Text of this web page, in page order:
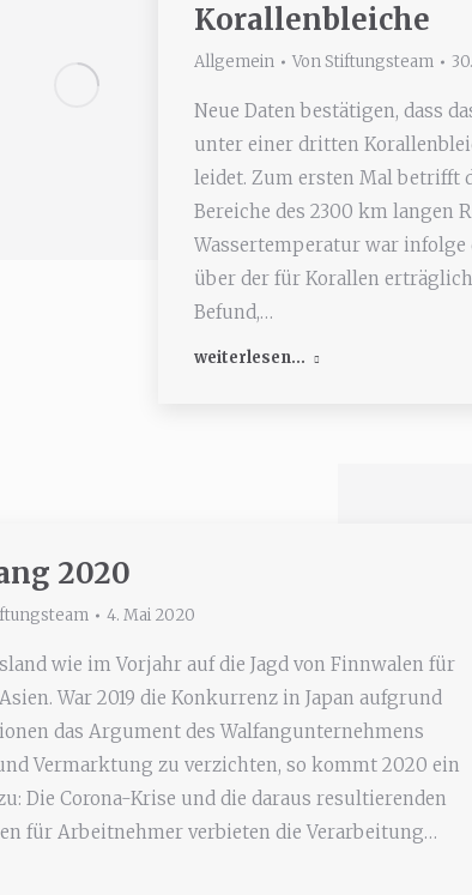
Korallenbleiche
Allgemein Von Stiftungsteam
Neue Daten bestätigen, dass
unter einer dritten
leidet. Zum ersten Mal betrifft
Bereiche des 2300 km langen
Wassertemperatur war infolge
über der für Korallen
Befund,…
weiterlesen...
2020
4. Mai 2020
wie im Vorjahr auf die Jagd von Finnwalen für
War 2019 die Konkurrenz in Japan aufgrund
das Argument des Walfangunternehmens
Vermarktung zu verzichten, so kommt 2020 ein
Die Corona-Krise und die daraus resultierenden
für Arbeitnehmer verbieten die Verarbeitung…